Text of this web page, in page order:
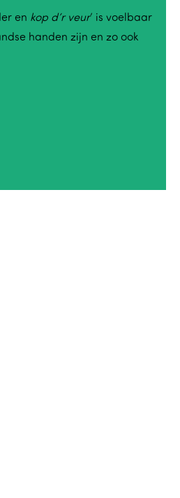
en kop d’r veur’ is voelbaar
handen zijn en zo ook